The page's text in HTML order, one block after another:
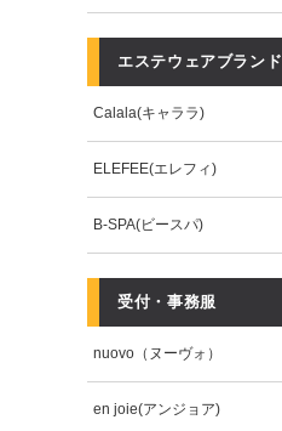
エステウェアブランド
Calala(キャララ)
ELEFEE(エレフィ)
B-SPA(ビースパ)
受付・事務服
nuovo（ヌーヴォ）
en joie(アンジョア)